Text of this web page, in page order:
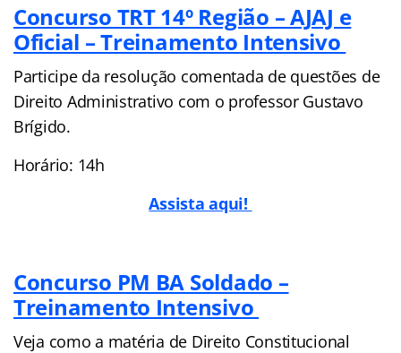
Concurso TRT 14º Região – AJAJ e
Oficial – Treinamento Intensivo
Participe da resolução comentada de questões de
Direito Administrativo com o professor Gustavo
Brígido.
Horário: 14h
Assista aqui!
Concurso PM BA Soldado –
Treinamento Intensivo
Veja como a matéria de Direito Constitucional